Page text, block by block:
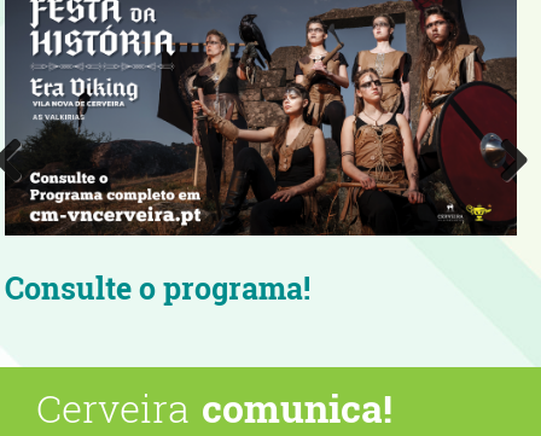
Aproveite as
Cerveira comunica!